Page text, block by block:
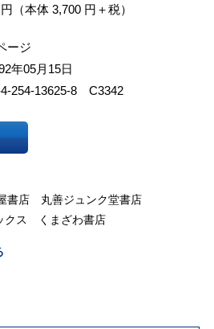
（本体 3,700 円＋税）
ージ
年05月15日
254-13625-8 C3342
書店
丸善ジュンク堂書店
クス くまざわ書店